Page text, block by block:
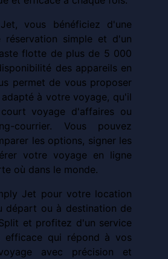
vous bénéficiez d'une
réservation simple et d'un
flotte de plus de 5 000
des appareils en
permet de vous proposer
à votre voyage, qu'il
voyage d'affaires ou
courrier. Vous pouvez
les options, signer les
votre voyage en ligne
où dans le monde.
Jet pour votre location
départ ou à destination de
et profitez d'un service
efficace qui répond à vos
avec précision et